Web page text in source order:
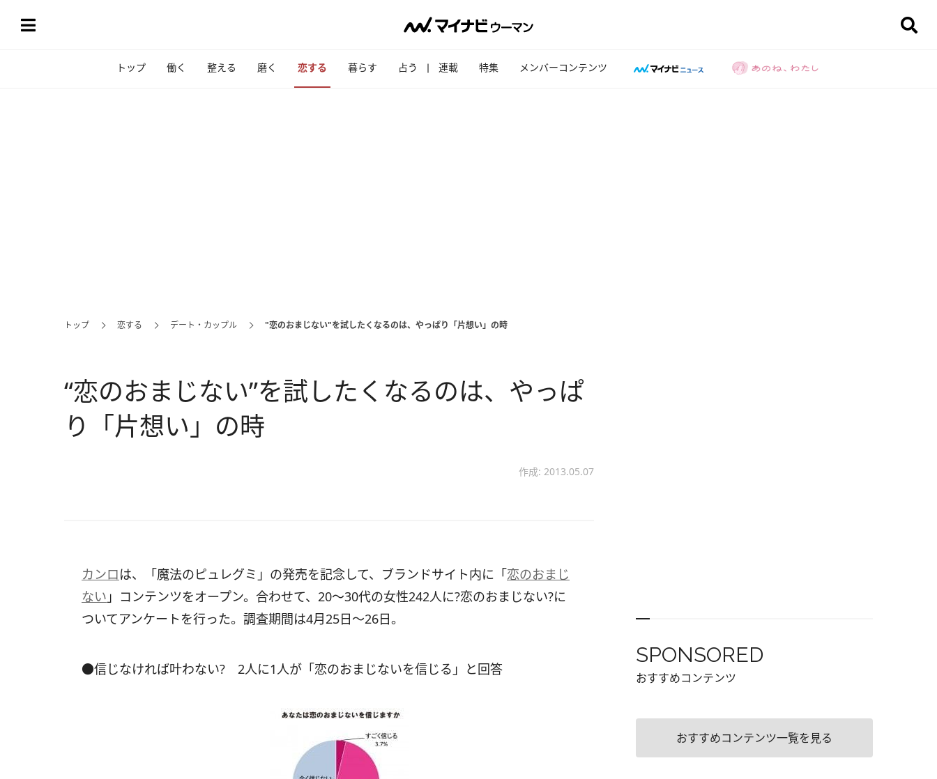
トップ 働く 整える 磨く 恋する 暮らす 占う 連載 特集 メンバーコンテンツ
トップ 恋する デート・カップル "恋のおまじない"を試したくなるのは、やっぱり「片想い」の時
“恋のおまじない”を試したくなるのは、やっぱ
り「片想い」の時
作成: 2013.05.07
カンロは、「魔法のピュレグミ」の発売を記念して、ブランドサイト内に「恋のおまじ
ない 」コンテンツをオープン。合わせて、20～30代の女性242人に?恋のおまじない?に
ついてアンケートを行った。調査期間は4月25日～26日。
●信じなければ叶わない? 2人に1人が「恋のおまじないを信じる」と回答
SPONSORED
おすすめコンテンツ
おすすめコンテンツ一覧を見る